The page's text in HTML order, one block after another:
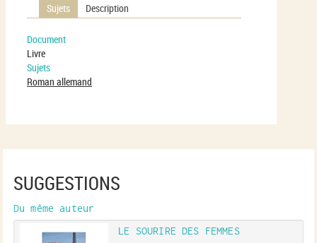
Sujets Description
Document
Livre
Sujets
Roman allemand
SUGGESTIONS
Du même auteur
LE SOURIRE DES FEMMES